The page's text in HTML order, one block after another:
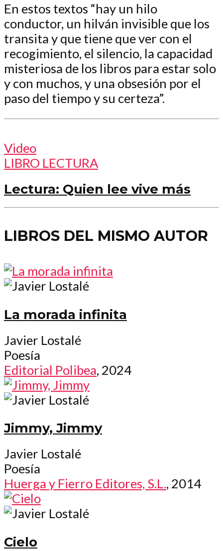
En estos textos “hay un hilo
conductor, un hilván invisible que los
transita y que tiene que ver con el
recogimiento, el silencio, la capacidad
misteriosa de los libros para estar solo
y con muchos, y una obsesión por el
paso del tiempo y su certeza”.
Video
LIBRO LECTURA
Lectura: Quien lee vive más
LIBROS DEL MISMO AUTOR
La morada infinita
Javier Lostalé
Poesía
Editorial Polibea, 2024
Jimmy, Jimmy
Javier Lostalé
Poesía
Huerga y Fierro Editores, S.L., 2014
Cielo